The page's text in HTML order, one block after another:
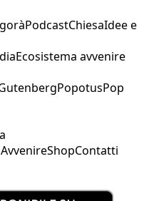
PodcastChiesaIdee e
Ecosistema avvenire
PopotusPop
ShopContatti